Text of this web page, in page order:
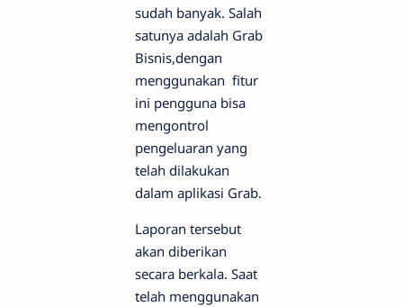
sudah banyak. Salah
satunya adalah Grab
Bisnis,dengan
menggunakan fitur
ini pengguna bisa
mengontrol
pengeluaran yang
telah dilakukan
dalam aplikasi Grab.
Laporan tersebut
akan diberikan
secara berkala. Saat
telah menggunakan